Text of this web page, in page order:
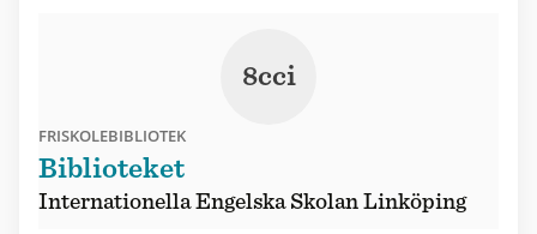
8cci
FRISKOLEBIBLIOTEK
Biblioteket
Internationella Engelska Skolan Linköping